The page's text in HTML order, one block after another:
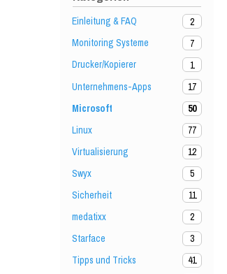
Einleitung & FAQ
2
Monitoring Systeme
7
Drucker/Kopierer
1
Unternehmens-Apps
17
Microsoft
50
Linux
77
Virtualisierung
12
Swyx
5
Sicherheit
11
medatixx
2
Starface
3
Tipps und Tricks
41